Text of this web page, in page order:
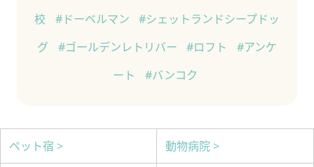
校
#ドーベルマン
#シェットランドシープドッ
グ
#ゴールデンレトリバー #ロフト
#アンケ
ート
#バンコク
ペット宿 > 動物病院 >